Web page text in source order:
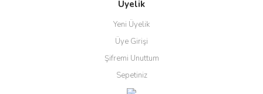
Üyelik
Yeni Üyelik
Üye Girişi
Şifremi Unuttum
Sepetiniz